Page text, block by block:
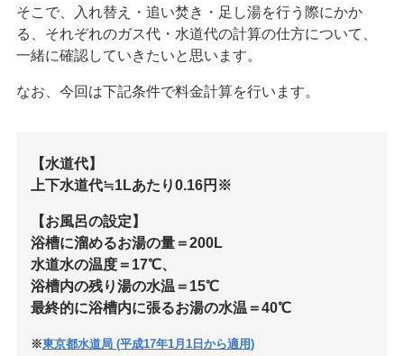
そこで、入れ替え・追い焚き・足し湯を行う際にかか
る、それぞれのガス代・水道代の計算の仕方について、
一緒に確認していきたいと思います。
なお、今回は下記条件で料金計算を行います。
【水道代】
上下水道代≒1Lあたり0.16円※
【お風呂の設定】
浴槽に溜めるお湯の量＝200L
水道水の温度＝17℃、
浴槽内の残り湯の水温＝15℃
最終的に浴槽内に張るお湯の水温＝40℃
※東京都水道局 (平成17年1月1日から適用)